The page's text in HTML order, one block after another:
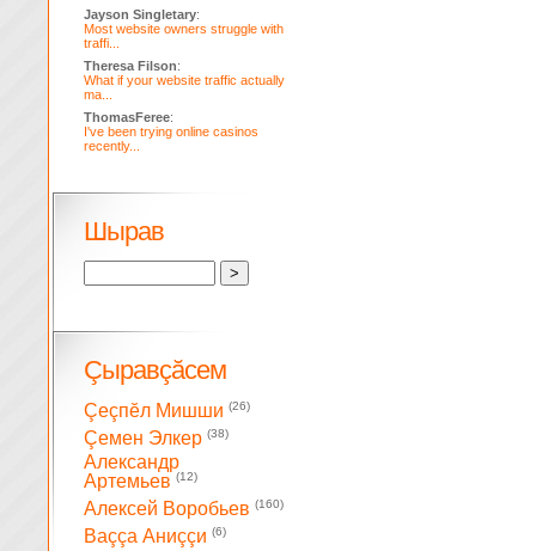
Jayson Singletary:
Most website owners struggle with
traffi...
Theresa Filson:
What if your website traffic actually
ma...
ThomasFeree:
I've been trying online casinos
recently...
Шырав
Çыравçăсем
Çеçпĕл Мишши (26)
Çемен Элкер (38)
Александр
Артемьев (12)
Алексей Воробьев (160)
Ваççа Аниççи (6)